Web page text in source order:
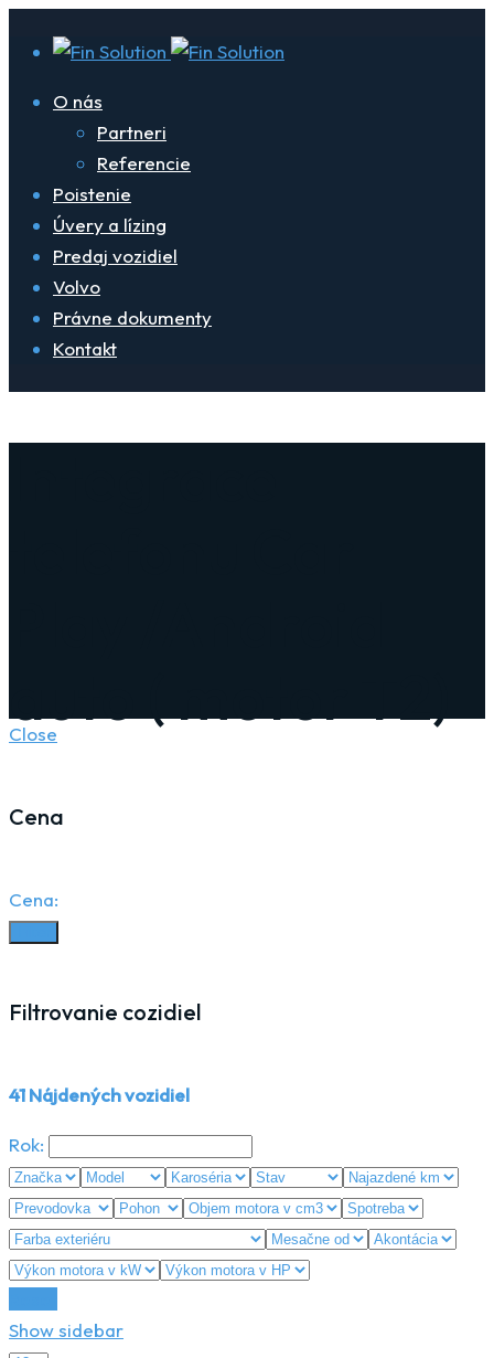
O nás
Partneri
Referencie
Poistenie
Úvery a lízing
Predaj vozidiel
Volvo
Právne dokumenty
Kontakt
auto ( motor T2)
Close
Cena
Cena:
Filtrovanie cozidiel
41Nájdených vozidiel
Rok:
Show sidebar